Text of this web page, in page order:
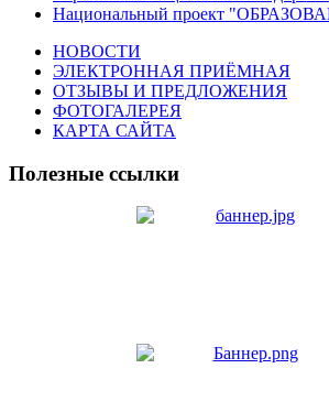
Национальный проект
НОВОСТИ
ЭЛЕКТРОННАЯ ПРИЁМНАЯ
ОТЗЫВЫ И ПРЕДЛОЖЕНИЯ
ФОТОГАЛЕРЕЯ
КАРТА САЙТА
Полезные ссылки